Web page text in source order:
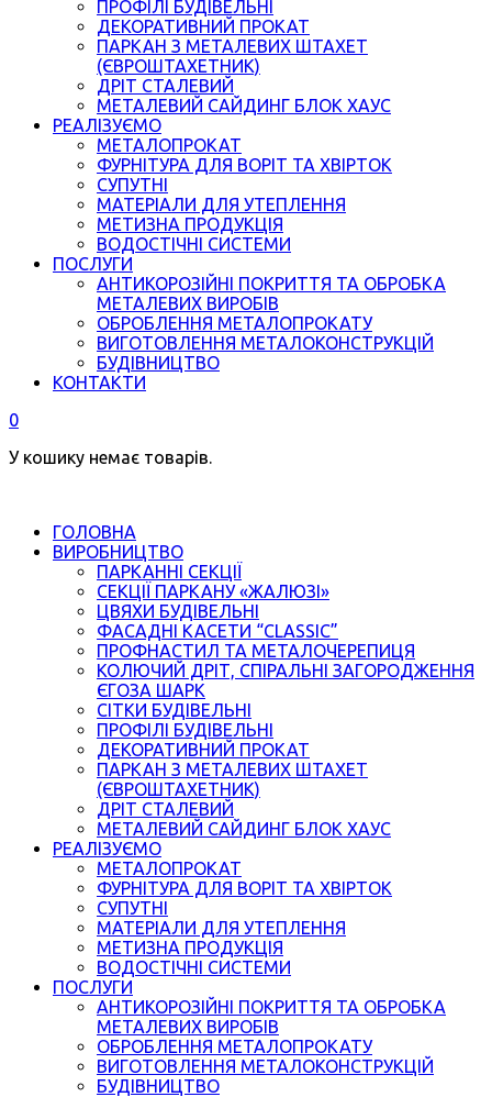
ПРОФІЛІ БУДІВЕЛЬНІ
ДЕКОРАТИВНИЙ ПРОКАТ
ПАРКАН З МЕТАЛЕВИХ ШТАХЕТ
(ЄВРОШТАХЕТНИК)
ДРІТ СТАЛЕВИЙ
МЕТАЛЕВИЙ САЙДИНГ БЛОК ХАУС
РЕАЛІЗУЄМО
МЕТАЛОПРОКАТ
ФУРНІТУРА ДЛЯ ВОРІТ ТА ХВІРТОК
СУПУТНІ
МАТЕРІАЛИ ДЛЯ УТЕПЛЕННЯ
МЕТИЗНА ПРОДУКЦІЯ
ВОДОСТІЧНІ СИСТЕМИ
ПОСЛУГИ
АНТИКОРОЗІЙНІ ПОКРИТТЯ ТА ОБРОБКА
МЕТАЛЕВИХ ВИРОБІВ
ОБРОБЛЕННЯ МЕТАЛОПРОКАТУ
ВИГОТОВЛЕННЯ МЕТАЛОКОНСТРУКЦІЙ
БУДІВНИЦТВО
КОНТАКТИ
0
У кошику немає товарів.
ГОЛОВНА
ВИРОБНИЦТВО
ПАРКАННІ СЕКЦІЇ
СЕКЦІЇ ПАРКАНУ «ЖАЛЮЗІ»
ЦВЯХИ БУДІВЕЛЬНІ
ФАСАДНІ КАСЕТИ “CLASSIC”
ПРОФНАСТИЛ ТА МЕТАЛОЧЕРЕПИЦЯ
КОЛЮЧИЙ ДРІТ, СПІРАЛЬНІ ЗАГОРОДЖЕННЯ
ЄГОЗА ШАРК
СІТКИ БУДІВЕЛЬНІ
ПРОФІЛІ БУДІВЕЛЬНІ
ДЕКОРАТИВНИЙ ПРОКАТ
ПАРКАН З МЕТАЛЕВИХ ШТАХЕТ
(ЄВРОШТАХЕТНИК)
ДРІТ СТАЛЕВИЙ
МЕТАЛЕВИЙ САЙДИНГ БЛОК ХАУС
РЕАЛІЗУЄМО
МЕТАЛОПРОКАТ
ФУРНІТУРА ДЛЯ ВОРІТ ТА ХВІРТОК
СУПУТНІ
МАТЕРІАЛИ ДЛЯ УТЕПЛЕННЯ
МЕТИЗНА ПРОДУКЦІЯ
ВОДОСТІЧНІ СИСТЕМИ
ПОСЛУГИ
АНТИКОРОЗІЙНІ ПОКРИТТЯ ТА ОБРОБКА
МЕТАЛЕВИХ ВИРОБІВ
ОБРОБЛЕННЯ МЕТАЛОПРОКАТУ
ВИГОТОВЛЕННЯ МЕТАЛОКОНСТРУКЦІЙ
БУДІВНИЦТВО